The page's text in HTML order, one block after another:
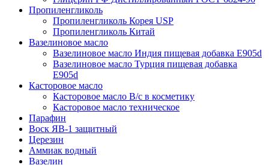
Пропиленгликоль
Пропиленгликоль Корея USP
Пропиленгликоль Китай
Вазелиновое масло
Вазелиновое масло Индия пищевая добавка Е905d
Вазелиновое масло Турция пищевая добавка
Е905d
Касторовое масло
Касторовое масло В/с в косметику
Касторовое масло техническое
Парафин
Воск ЯВ-1 защитный
Церезин
Аммиак водный
Вазелин